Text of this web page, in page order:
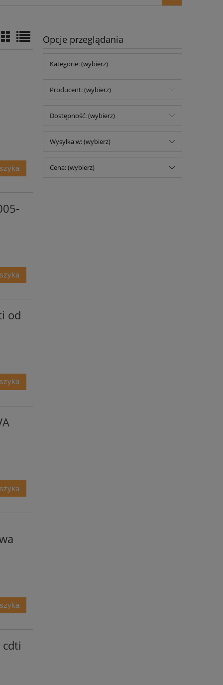
od
Opcje przeglądania
Kategorie: (wybierz)
Producent: (wybierz)
Dostępność: (wybierz)
Wysyłka w: (wybierz)
Cena: (wybierz)